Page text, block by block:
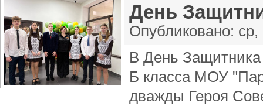
День
Опубликовано: ср,
В День
Б класса МОУ
дважды Героя